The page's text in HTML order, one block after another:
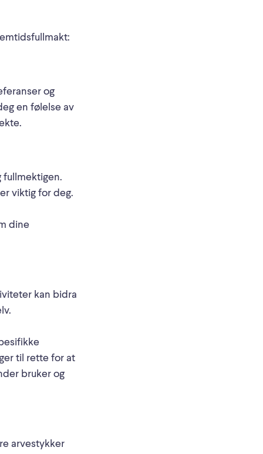
og
en følelse av
fullmektigen.
viktig for deg.
dine
kan bidra
til rette for at
bruker og
arvestykker